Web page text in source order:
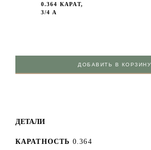
0.364 КАРАТ,
3/4 А
ДОБАВИТЬ В КОРЗИНУ
ДЕТАЛИ
КАРАТНОСТЬ 0.364